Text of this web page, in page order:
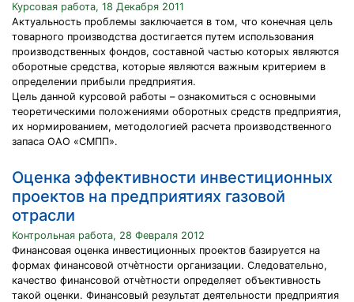
Курсовая работа, 18 Декабря 2011
Актуальность проблемы заключается в том, что конечная цель
товарного производства достигается путем использования
производственных фондов, составной частью которых являются
оборотные средства, которые являются важным критерием в
определении прибыли предприятия.
Цель данной курсовой работы – ознакомиться с основными
теоретическими положениями оборотных средств предприятия,
их нормированием, методологией расчета производственного
запаса ОАО «СМПП».
Оценка эффективности инвестиционных
проектов на предприятиях газовой
отрасли
Контрольная работа, 28 Февраля 2012
Финансовая оценка инвестиционных проектов базируется на
формах финансовой отчѐтности организации. Следовательно,
качество финансовой отчѐтности определяет объективность
такой оценки. Финансовый результат деятельности предприятия